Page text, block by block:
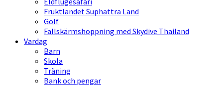
Fruktlandet Suphattra Land
Golf
Fallskärmshoppning med Skydive Thailand
Vardag
Barn
Skola
Träning
Bank och pengar